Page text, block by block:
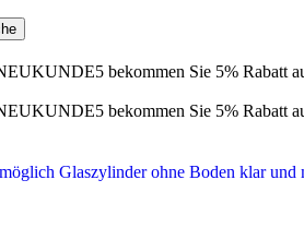
bekommen Sie 5% Rabatt
bekommen Sie 5% Rabatt
Glaszylinder ohne Boden klar und